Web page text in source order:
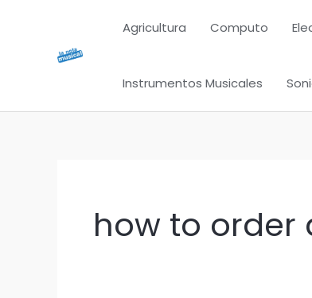
contenido
Agricultura Computo
Instrumentos Musicales
how to order